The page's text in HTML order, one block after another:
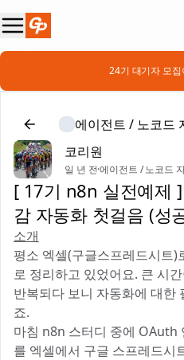
📣 24기 대기자 모
에이전트 / 노코드
코리원
일 년 전·에이전트 / 노코드
[ 17기 n8n 실전예제
감 자동화 첫걸음 (성
소개
평소 엑셀(구글스프레드시트
로 정리하고 있었어요. 큰 시
반복되다 보니 자동화에 대한
죠.
마침 n8n 스터디 중에 OAuth
를 엑셀에서 구글 스프레드시